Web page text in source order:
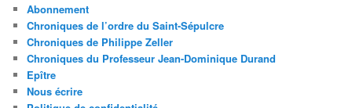
Abonnement
Chroniques de l’ordre du Saint-Sépulcre
Chroniques de Philippe Zeller
Chroniques du Professeur Jean-Dominique Durand
Epître
Nous écrire